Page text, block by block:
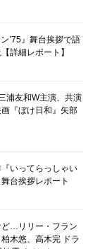
’75』舞台挨拶で語
詳細レポート】
浦友和W主演、共演
『ぼけ日和』矢部
いってらっしゃい
台挨拶レポート
ど…リリー・フラン
木悠、高木完 ドラ